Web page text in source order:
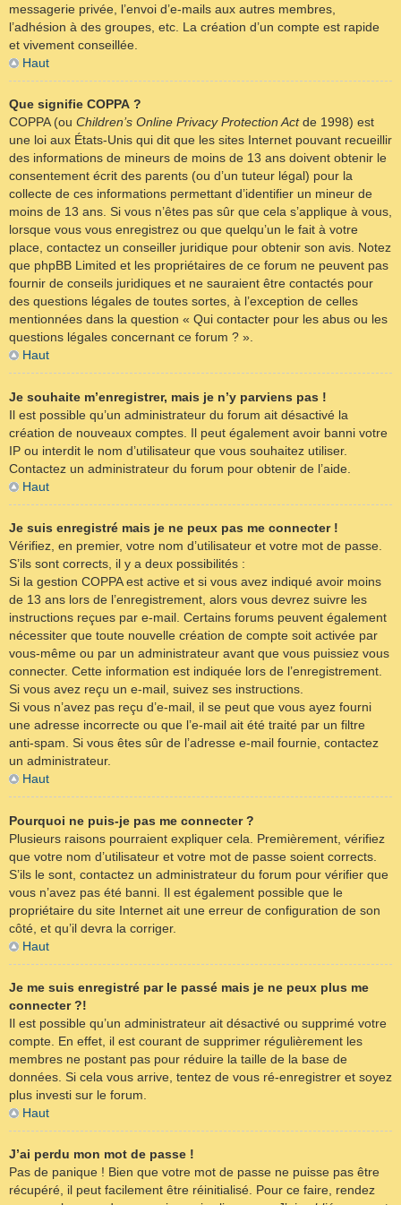
messagerie privée, l’envoi d’e-mails aux autres membres,
l’adhésion à des groupes, etc. La création d’un compte est rapide
et vivement conseillée.
Haut
Que signifie COPPA ?
COPPA (ou Children’s Online Privacy Protection Actde 1998) est
une loi aux États-Unis qui dit que les sites Internet pouvant recueillir
des informations de mineurs de moins de 13 ans doivent obtenir le
consentement écrit des parents (ou d’un tuteur légal) pour la
collecte de ces informations permettant d’identifier un mineur de
moins de 13 ans. Si vous n’êtes pas sûr que cela s’applique à vous,
lorsque vous vous enregistrez ou que quelqu’un le fait à votre
place, contactez un conseiller juridique pour obtenir son avis. Notez
que phpBB Limited et les propriétaires de ce forum ne peuvent pas
fournir de conseils juridiques et ne sauraient être contactés pour
des questions légales de toutes sortes, à l’exception de celles
mentionnées dans la question « Qui contacter pour les abus ou les
questions légales concernant ce forum ? ».
Haut
Je souhaite m’enregistrer, mais je n’y parviens pas !
Il est possible qu’un administrateur du forum ait désactivé la
création de nouveaux comptes. Il peut également avoir banni votre
IP ou interdit le nom d’utilisateur que vous souhaitez utiliser.
Contactez un administrateur du forum pour obtenir de l’aide.
Haut
Je suis enregistré mais je ne peux pas me connecter !
Vérifiez, en premier, votre nom d’utilisateur et votre mot de passe.
S’ils sont corrects, il y a deux possibilités :
Si la gestion COPPA est active et si vous avez indiqué avoir moins
de 13 ans lors de l’enregistrement, alors vous devrez suivre les
instructions reçues par e-mail. Certains forums peuvent également
nécessiter que toute nouvelle création de compte soit activée par
vous-même ou par un administrateur avant que vous puissiez vous
connecter. Cette information est indiquée lors de l’enregistrement.
Si vous avez reçu un e-mail, suivez ses instructions.
Si vous n’avez pas reçu d’e-mail, il se peut que vous ayez fourni
une adresse incorrecte ou que l’e-mail ait été traité par un filtre
anti-spam. Si vous êtes sûr de l’adresse e-mail fournie, contactez
un administrateur.
Haut
Pourquoi ne puis-je pas me connecter ?
Plusieurs raisons pourraient expliquer cela. Premièrement, vérifiez
que votre nom d’utilisateur et votre mot de passe soient corrects.
S’ils le sont, contactez un administrateur du forum pour vérifier que
vous n’avez pas été banni. Il est également possible que le
propriétaire du site Internet ait une erreur de configuration de son
côté, et qu’il devra la corriger.
Haut
Je me suis enregistré par le passé mais je ne peux plus me
connecter ?!
Il est possible qu’un administrateur ait désactivé ou supprimé votre
compte. En effet, il est courant de supprimer régulièrement les
membres ne postant pas pour réduire la taille de la base de
données. Si cela vous arrive, tentez de vous ré-enregistrer et soyez
plus investi sur le forum.
Haut
J’ai perdu mon mot de passe !
Pas de panique ! Bien que votre mot de passe ne puisse pas être
récupéré, il peut facilement être réinitialisé. Pour ce faire, rendez